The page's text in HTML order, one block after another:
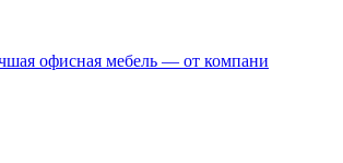
офисная мебель — от компани